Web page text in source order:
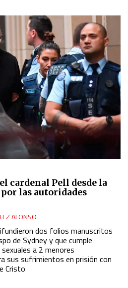
cardenal Pell desde la
las autoridades
ALONSO
dos folios manuscritos
de Sydney y que cumple
a 2 menores
sus sufrimientos en prisión con
Cristo